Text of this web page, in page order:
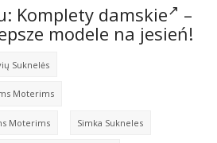
Komplety damskie
–
modele na jesień!
Suknelės
Moterims
Moterims Simka Sukneles